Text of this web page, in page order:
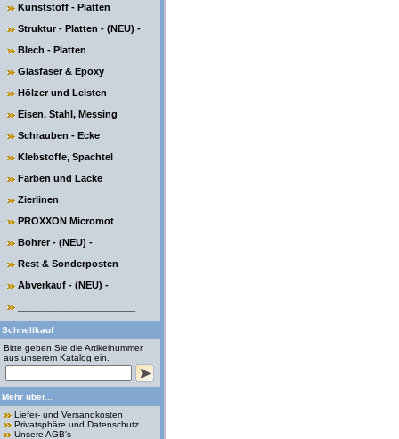
Kunststoff - Platten
Struktur - Platten - (NEU) -
Blech - Platten
Glasfaser & Epoxy
Hölzer und Leisten
Eisen, Stahl, Messing
Schrauben - Ecke
Klebstoffe, Spachtel
Farben und Lacke
Zierlinen
PROXXON Micromot
Bohrer - (NEU) -
Rest & Sonderposten
Abverkauf - (NEU) -
Schnellkauf
Bitte geben Sie die Artikelnummer
aus unserem Katalog ein.
Mehr über...
Liefer- und Versandkosten
Privatsphäre und Datenschutz
Unsere AGB's